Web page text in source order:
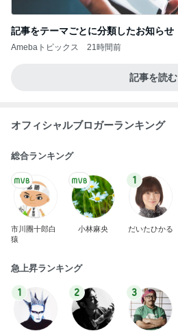
記事をテーマごとに分類したお知らせ
Amebaトピックス 21時間前
記事を読む
オフィシャルブロガーランキング
総合ランキング
市川團十郎白
猿
小林麻央
1
だいたひかる
急上昇ランキング
1 2 3